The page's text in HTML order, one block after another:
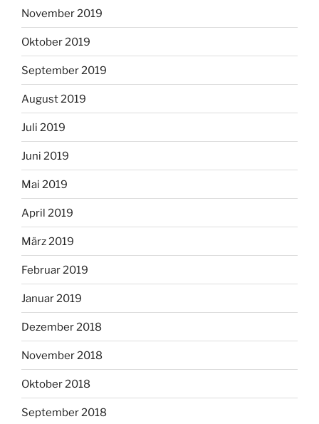
November 2019
Oktober 2019
September 2019
August 2019
Juli 2019
Juni 2019
Mai 2019
April 2019
März 2019
Februar 2019
Januar 2019
Dezember 2018
November 2018
Oktober 2018
September 2018